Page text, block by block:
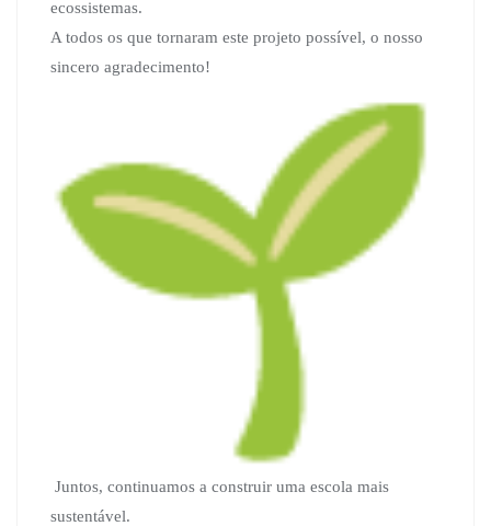
ecossistemas.
A todos os que tornaram este projeto possível, o nosso
sincero agradecimento!
Juntos, continuamos a construir uma escola mais
sustentável.